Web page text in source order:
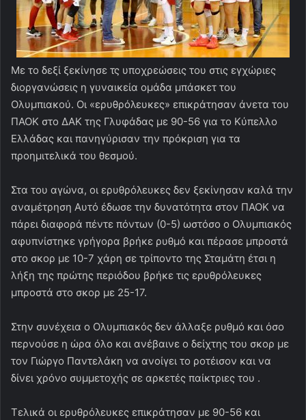
Με το δεξί ξεκίνησε τς υποχρεώσεις του στις εγχώριες
διοργανώσεις η γυναικεία ομάδα μπάσκετ του
Ολυμπιακού. Οι «ερυθρόλευκες» επικράτησαν άνετα του
ΠΑΟΚ στο ΔΑΚ της Γλυφάδας με 90-56 για το Κύπελλο
Ελλάδας και πανηγύρισαν την πρόκριση για τα
προημιτελικά του θεσμού.
Στα του αγώνα, οι ερυθρόλευκες δεν ξεκίνησαν καλά την
αναμέτρηση Αυτό έδωσε την δυνατότητα στον ΠΑΟΚ να
πάρει διαφορά πέντε πόντων (0-5) ωστόσο ο Ολυμπιακός
αφυπνίστηκε γρήγορα βρήκε ρυθμό και πέρασε μπροστά
στο σκορ με 10-7 χάρη σε τρίποντο της Σταμάτη έτσι η
λήξη της πρώτης περιόδου βρήκε τις ερυθρόλευκες
μπροστά στο σκορ με 25-17.
Στην συνέχεια ο Ολυμπιακός δεν άλλαξε ρυθμό και όσο
περνούσε η ώρα όλο και ανέβαινε ο δείχτης του σκορ με
τον Γιώργο Παντελάκη να ανοίγει το ροτέισον και να
δίνει χρόνο συμμετοχής σε αρκετές παίκτριες του .
Τελικά οι ερυθρόλευκες επικράτησαν με 90-56 και